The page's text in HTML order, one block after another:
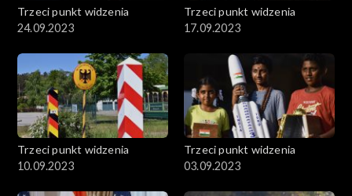
Trzeci punkt widzenia
24.09.2023
Trzeci punkt widzenia
17.09.2023
Trzeci punkt widzenia
10.09.2023
Trzeci punkt widzenia
03.09.2023